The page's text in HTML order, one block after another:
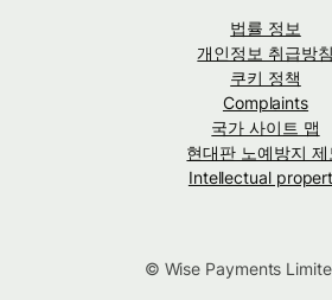
법률 정보
개인정보 취급방침
쿠키 정책
Complaints
국가 사이트 맵
현대판 노예방지 제
Intellectual
© Wise Payments